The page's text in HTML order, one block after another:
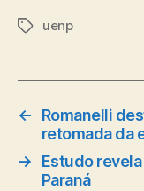
Tagsuenp
←
Romanelli
retomada da
→
Estudo revela
Paraná